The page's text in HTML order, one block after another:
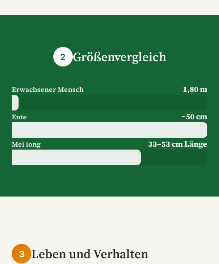
2 Größenvergleich
Erwachsener Mensch 1,80 m
Ente ~50 cm
Mei long 33–53 cm Länge
3 Leben und Verhalten